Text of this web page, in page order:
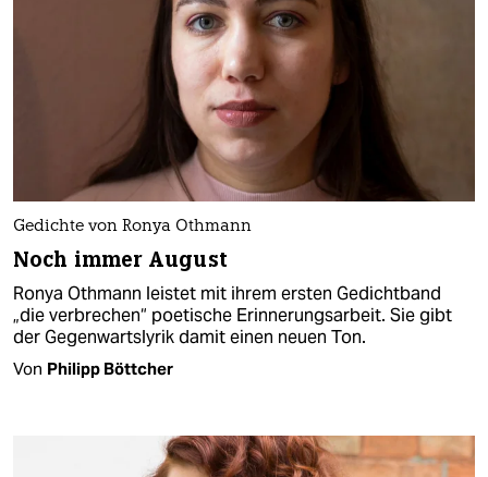
Gedichte von Ronya Othmann
Noch immer August
Ronya Othmann leistet mit ihrem ersten Gedichtband
„die verbrechen“ poetische Erinnerungsarbeit. Sie gibt
der Gegenwartslyrik damit einen neuen Ton.
Von Philipp Böttcher